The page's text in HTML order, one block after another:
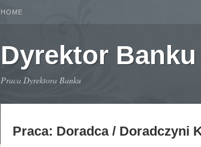
HOME
Dyrektor Banku
Praca Dyrektora Banku
Praca: Doradca / Doradczyni